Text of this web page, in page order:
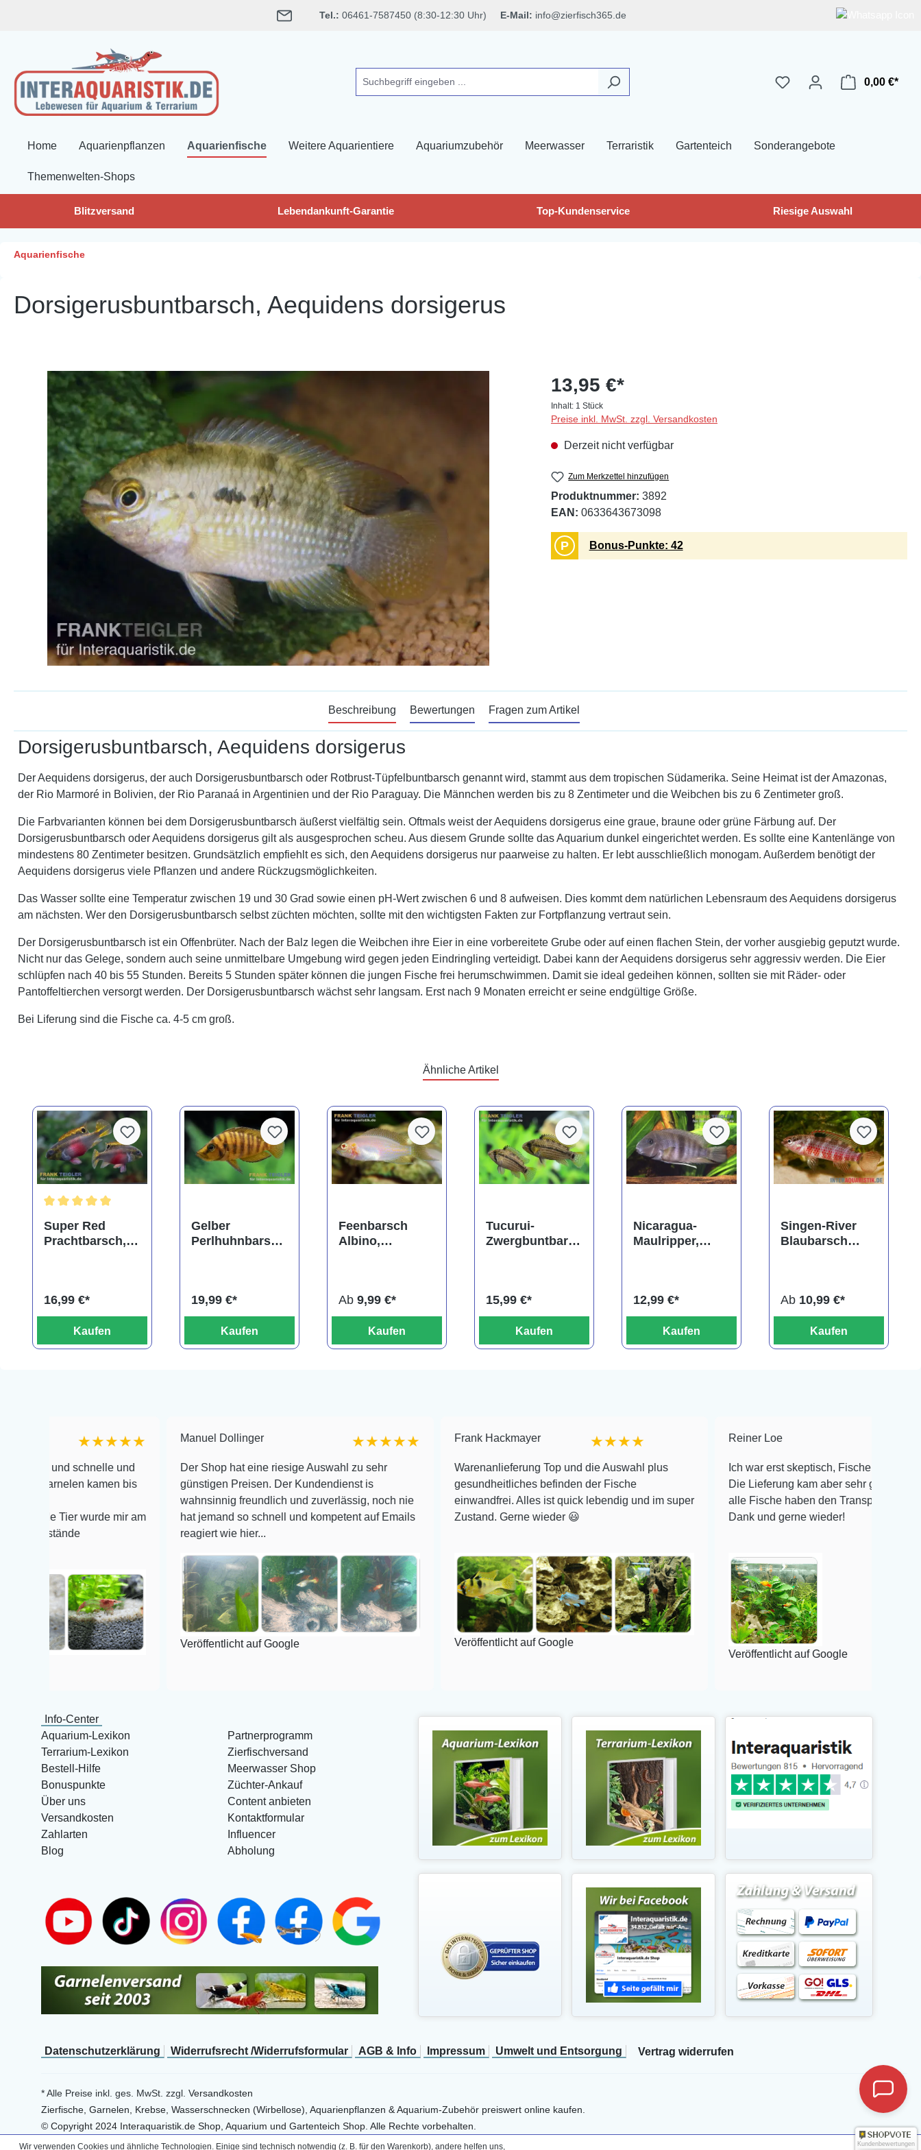
Tel.: 06461-7587450 (8:30-12:30 Uhr) E-Mail: info@zierfisch365.de
0,00 €*
Home Aquarienpflanzen Aquarienfische Weitere Aquarientiere Aquariumzubehör Meerwasser Terraristik Gartenteich Sonderangebote
Themenwelten-Shops
Blitzversand Lebendankunft-Garantie Top-Kundenservice Riesige Auswahl
Aquarienfische
Dorsigerusbuntbarsch, Aequidens dorsigerus
Bildergalerie überspringen 13,95 €*
Inhalt: 1 Stück
Preise inkl. MwSt. zzgl. Versandkosten
Derzeit nicht verfügbar
Zum Merkzettel hinzufügen
Produktnummer: 3892
EAN: 0633643673098
P Bonus-Punkte: 42
Beschreibung Bewertungen Fragen zum Artikel
Dorsigerusbuntbarsch, Aequidens dorsigerus
Der Aequidens dorsigerus, der auch Dorsigerusbuntbarsch oder Rotbrust-Tüpfelbuntbarsch genannt wird, stammt aus dem tropischen Südamerika. Seine Heimat ist der Amazonas,
der Rio Marmoré in Bolivien, der Rio Paranaá in Argentinien und der Rio Paraguay. Die Männchen werden bis zu 8 Zentimeter und die Weibchen bis zu 6 Zentimeter groß.
Die Farbvarianten können bei dem Dorsigerusbuntbarsch äußerst vielfältig sein. Oftmals weist der Aequidens dorsigerus eine graue, braune oder grüne Färbung auf. Der
Dorsigerusbuntbarsch oder Aequidens dorsigerus gilt als ausgesprochen scheu. Aus diesem Grunde sollte das Aquarium dunkel eingerichtet werden. Es sollte eine Kantenlänge von
mindestens 80 Zentimeter besitzen. Grundsätzlich empfiehlt es sich, den Aequidens dorsigerus nur paarweise zu halten. Er lebt ausschließlich monogam. Außerdem benötigt der
Aequidens dorsigerus viele Pflanzen und andere Rückzugsmöglichkeiten.
Das Wasser sollte eine Temperatur zwischen 19 und 30 Grad sowie einen pH-Wert zwischen 6 und 8 aufweisen. Dies kommt dem natürlichen Lebensraum des Aequidens dorsigerus
am nächsten. Wer den Dorsigerusbuntbarsch selbst züchten möchten, sollte mit den wichtigsten Fakten zur Fortpflanzung vertraut sein.
Der Dorsigerusbuntbarsch ist ein Offenbrüter. Nach der Balz legen die Weibchen ihre Eier in eine vorbereitete Grube oder auf einen flachen Stein, der vorher ausgiebig geputzt wurde.
Nicht nur das Gelege, sondern auch seine unmittelbare Umgebung wird gegen jeden Eindringling verteidigt. Dabei kann der Aequidens dorsigerus sehr aggressiv werden. Die Eier
schlüpfen nach 40 bis 55 Stunden. Bereits 5 Stunden später können die jungen Fische frei herumschwimmen. Damit sie ideal gedeihen können, sollten sie mit Räder- oder
Pantoffeltierchen versorgt werden. Der Dorsigerusbuntbarsch wächst sehr langsam. Erst nach 9 Monaten erreicht er seine endgültige Größe.
Bei Liferung sind die Fische ca. 4-5 cm groß.
Ähnliche Artikel
Super Red
Prachtbarsch,
16,99 €*
Kaufen
Gelber
Perlhuhnbarsch
19,99 €*
Kaufen
Feenbarsch
Albino,
Ab 9,99 €*
Kaufen
Tucurui-
Zwergbuntbarsc
15,99 €*
Kaufen
Nicaragua-
Maulripper,
nematopys)
12,99 €*
Kaufen
Singen-River
Blaubarsch
Ab 10,99 €*
Kaufen
★★★★★
schnelle und
kamen bis
Tier wurde mir am
Manuel Dollinger ★★★★★
Der Shop hat eine riesige Auswahl zu sehr
günstigen Preisen. Der Kundendienst is
wahnsinnig freundlich und zuverlässig, noch nie
hat jemand so schnell und kompetent auf Emails
reagiert wie hier...
Veröffentlicht auf Google
Frank Hackmayer ★★★★
Warenanlieferung Top und die Auswahl plus
gesundheitliches befinden der Fische
einwandfrei. Alles ist quick lebendig und im super
Zustand. Gerne wieder 😃
Veröffentlicht auf Google
Ich war erst skeptisch, Fische online zu bestellen!
Die Lieferung kam aber sehr gut verpackt an und
alle Fische haben den Transport überlebt! Vielen
Dank und gerne wieder!
Veröffentlicht auf Google
Info-Center
Aquarium-Lexikon
Terrarium-Lexikon
Bestell-Hilfe
Bonuspunkte
Über uns
Versandkosten
Zahlarten
Blog
Partnerprogramm
Zierfischversand
Meerwasser Shop
Züchter-Ankauf
Content anbieten
Kontaktformular
Influencer
Abholung
Daten­schutz­erklärung Widerrufs­recht /Widerrufs­formular AGB & Info Impressum Umwelt und Entsorgung Vertrag widerrufen
* Alle Preise inkl. ges. MwSt. zzgl. Versandkosten
Zierfische, Garnelen, Krebse, Wasserschnecken (Wirbellose), Aquarienpflanzen & Aquarium-Zubehör preiswert online kaufen.
© Copyright 2024 Interaquaristik.de Shop, Aquarium und Gartenteich Shop. Alle Rechte vorbehalten.
Wir verwenden Cookies und ähnliche Technologien. Einige sind technisch notwendig (z. B. für den Warenkorb), andere helfen uns, Kundenbewertungen